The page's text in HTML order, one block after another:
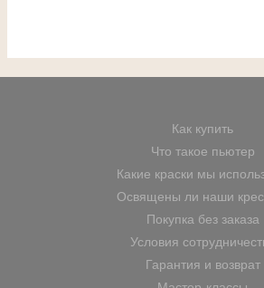
Как купить
Что такое пьютер
Какие краски мы
Освящены ли наши
Покупка без заказа
Условия
Гарантия и возврат